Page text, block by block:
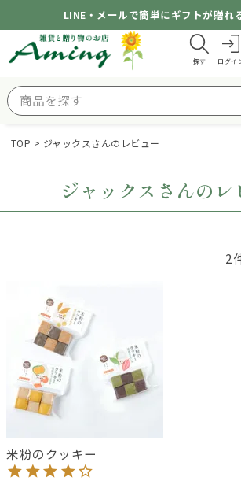
LINE・メールで簡単にギフトが贈れ
探す ログイ
TOP ジャックスさんのレビュー
ジャックスさんのレ
2
米粉のクッキー